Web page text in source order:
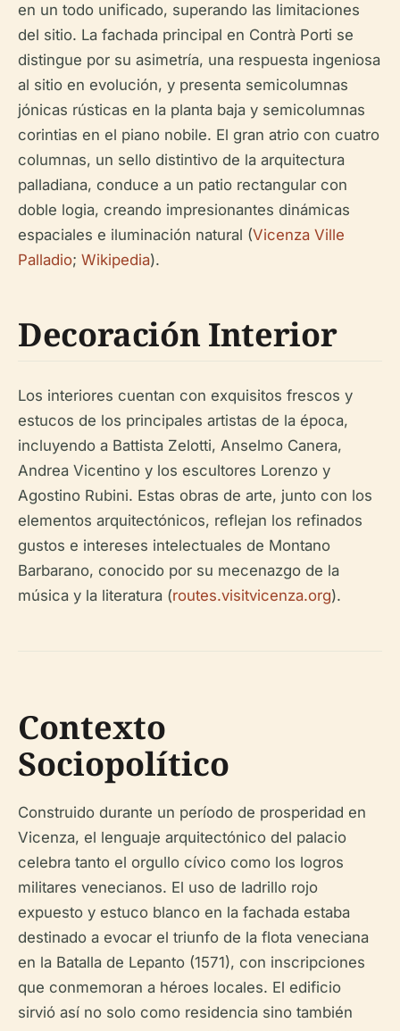
en un todo unificado, superando las limitaciones
del sitio. La fachada principal en Contrà Porti se
distingue por su asimetría, una respuesta ingeniosa
al sitio en evolución, y presenta semicolumnas
jónicas rústicas en la planta baja y semicolumnas
corintias en el piano nobile. El gran atrio con cuatro
columnas, un sello distintivo de la arquitectura
palladiana, conduce a un patio rectangular con
doble logia, creando impresionantes dinámicas
espaciales e iluminación natural (Vicenza Ville
Palladio; Wikipedia).
Decoración Interior
Los interiores cuentan con exquisitos frescos y
estucos de los principales artistas de la época,
incluyendo a Battista Zelotti, Anselmo Canera,
Andrea Vicentino y los escultores Lorenzo y
Agostino Rubini. Estas obras de arte, junto con los
elementos arquitectónicos, reflejan los refinados
gustos e intereses intelectuales de Montano
Barbarano, conocido por su mecenazgo de la
música y la literatura (routes.visitvicenza.org).
Contexto
Sociopolítico
Construido durante un período de prosperidad en
Vicenza, el lenguaje arquitectónico del palacio
celebra tanto el orgullo cívico como los logros
militares venecianos. El uso de ladrillo rojo
expuesto y estuco blanco en la fachada estaba
destinado a evocar el triunfo de la flota veneciana
en la Batalla de Lepanto (1571), con inscripciones
que conmemoran a héroes locales. El edificio
sirvió así no solo como residencia sino también